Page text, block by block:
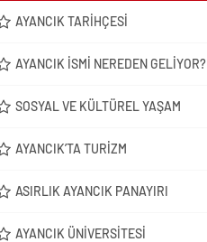
AYANCIK TARIHÇESI
AYANCIK İSMI NEREDEN GELIYOR?
SOSYAL VE KÜLTÜREL YAŞAM
AYANCIK’TA TURIZM
ASIRLIK AYANCIK PANAYIRI
AYANCIK ÜNIVERSITESI